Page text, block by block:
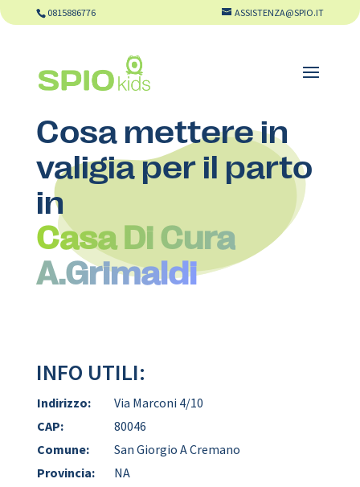
0815886776 ASSISTENZA@SPIO.IT
Cosa mettere in
valigia per il parto
in
Casa Di Cura
A.Grimaldi
INFO UTILI:
Indirizzo:
Via Marconi 4/10
CAP:
80046
Comune:
San Giorgio A Cremano
Provincia:
NA